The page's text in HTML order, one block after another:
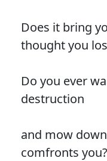
Does it bring
thought you
Do you ever
destruction
and mow
comfronts you?